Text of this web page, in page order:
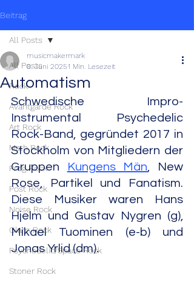
Beitrag
All Posts
Rock
Avantgarde Rock
Art Rock
Math Rock
Prog Rock
Post Rock
Noise Rock
Glam Rock
Psychedelic/Space Rock
Stoner Rock
All Posts
Automatism
musicmakermark
8. Juni 20251 Min. Lesezeit
Schwedische Impro-
Instrumental Psychedelic
Rock-Band, gegründet 2017 in
Stockholm von Mitgliedern der
Gruppen
Kungens Män, New
Rose, Partikel und Fanatism.
Diese Musiker waren Hans
Hjelm und Gustav Nygren (g),
Mikael Tuominen (e-b) und
Jonas Yrlid (dm).